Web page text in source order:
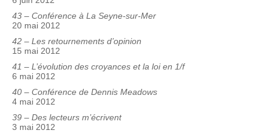
43 – Conférence à La Seyne-sur-Mer
20 mai 2012
42 – Les retournements d’opinion
15 mai 2012
41 – L’évolution des croyances et la loi en 1/f
6 mai 2012
40 – Conférence de Dennis Meadows
4 mai 2012
39 – Des lecteurs m’écrivent
3 mai 2012